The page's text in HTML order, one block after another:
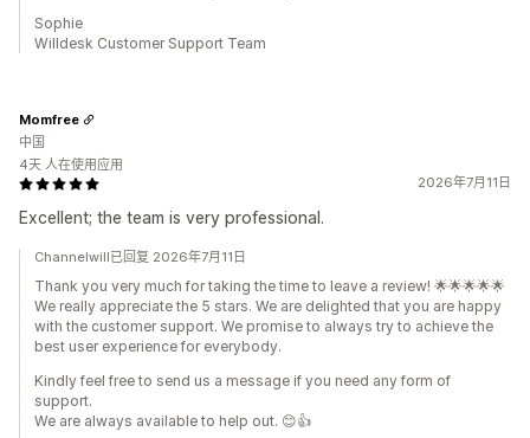
Sophie
Willdesk Customer Support Team
2026年7月11日
Excellent; the team is very professional.
Momfree
中国
4天 人在使用应用
Channelwill已回复 2026年7月11日
Thank you very much for taking the time to leave a review! 🌟🌟🌟🌟🌟
We really appreciate the 5 stars. We are delighted that you are happy
with the customer support. We promise to always try to achieve the
best user experience for everybody.
Kindly feel free to send us a message if you need any form of
support.
We are always available to help out. 😊👍